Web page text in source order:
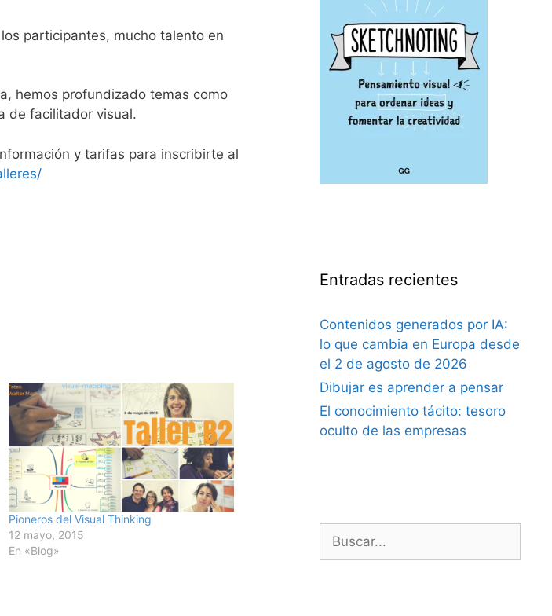
participantes, mucho talento en
hemos profundizado temas como
de facilitador visual.
y tarifas para inscribirte al
Pioneros del Visual Thinking
12 mayo, 2015
En «Blog»
Entradas recientes
Contenidos generados por IA:
lo que cambia en Europa desde
el 2 de agosto de 2026
Dibujar es aprender a pensar
El conocimiento tácito: tesoro
oculto de las empresas